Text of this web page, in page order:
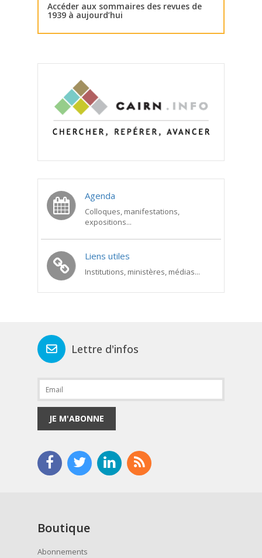
Accéder aux sommaires des revues de
1939 à aujourd’hui
Agenda
Colloques, manifestations,
expositions...
Liens utiles
Institutions, ministères, médias...
Lettre d'infos
JE M'ABONNE
Boutique
Abonnements